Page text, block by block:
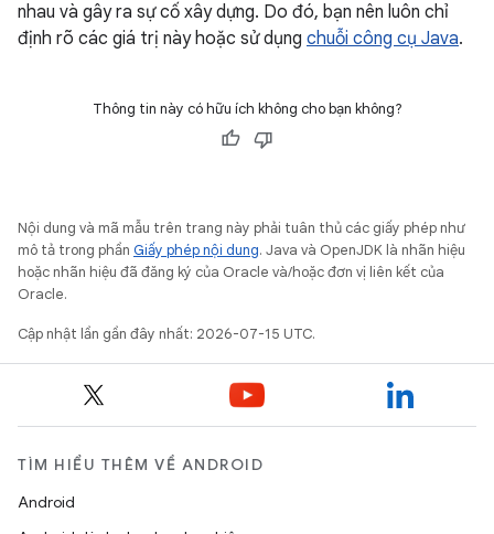
nhau và gây ra sự cố xây dựng. Do đó, bạn nên luôn chỉ
định rõ các giá trị này hoặc sử dụng chuỗi công cụ Java.
Thông tin này có hữu ích không cho bạn không?
Nội dung và mã mẫu trên trang này phải tuân thủ các giấy phép như
mô tả trong phần Giấy phép nội dung. Java và OpenJDK là nhãn hiệu
hoặc nhãn hiệu đã đăng ký của Oracle và/hoặc đơn vị liên kết của
Oracle.
Cập nhật lần gần đây nhất: 2026-07-15 UTC.
TÌM HIỂU THÊM VỀ ANDROID
Android